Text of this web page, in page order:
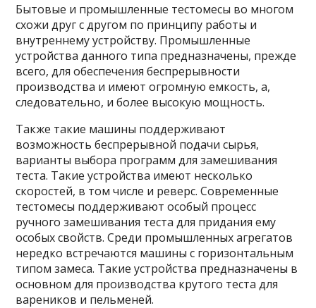
Бытовые и промышленные тестомесы во многом
схожи друг с другом по принципу работы и
внутреннему устройству. Промышленные
устройства данного типа предназначены, прежде
всего, для обеспечения беспрерывности
производства и имеют огромную емкость, а,
следовательно, и более высокую мощность.
Также такие машины поддерживают
возможность беспрерывной подачи сырья,
варианты выбора программ для замешивания
теста. Такие устройства имеют несколько
скоростей, в том числе и реверс. Современные
тестомесы поддерживают особый процесс
ручного замешивания теста для придания ему
особых свойств. Среди промышленных агрегатов
нередко встречаются машины с горизонтальным
типом замеса. Такие устройства предназначены в
основном для производства крутого теста для
вареников и пельменей.